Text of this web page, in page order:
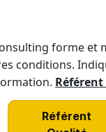
forme
conditions.
Référent